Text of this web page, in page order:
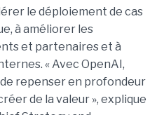
le déploiement de cas
à améliorer les
et partenaires et à
« Avec OpenAI,
repenser en profondeur
de la valeur », explique